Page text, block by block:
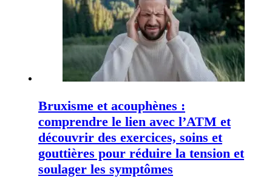
Bruxisme et acouphènes :
comprendre le lien avec l’ATM et
découvrir des exercices, soins et
gouttières pour réduire la tension et
soulager les symptômes